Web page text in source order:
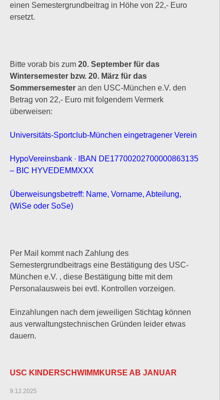
einen Semestergrundbeitrag in Höhe von 22,- Euro
ersetzt.
Bitte vorab bis zum 20. September für das
Wintersemester bzw. 20. März für das
Sommersemester an den USC-München e.V. den
Betrag von 22,- Euro mit folgendem Vermerk
überweisen:
Universitäts-Sportclub-München eingetragener Verein
HypoVereinsbank ∙ IBAN DE17700202700000863135
– BIC HYVEDEMMXXX
Überweisungsbetreff: Name, Vorname, Abteilung,
(WiSe oder SoSe)
Per Mail kommt nach Zahlung des
Semestergrundbeitrags eine Bestätigung des USC-
München e.V. , diese Bestätigung bitte mit dem
Personalausweis bei evtl. Kontrollen vorzeigen.
Einzahlungen nach dem jeweiligen Stichtag können
aus verwaltungstechnischen Gründen leider etwas
dauern.
USC KINDERSCHWIMMKURSE AB JANUAR
9.12.2025